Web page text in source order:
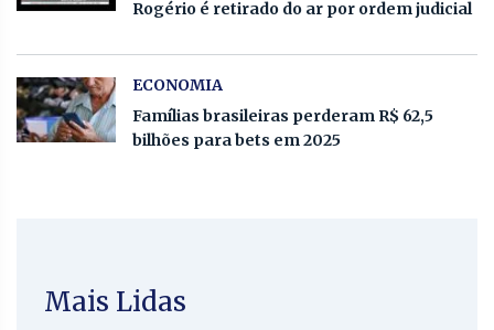
Rogério é retirado do ar por ordem judicial
ECONOMIA
Famílias brasileiras perderam R$ 62,5
bilhões para bets em 2025
Mais Lidas